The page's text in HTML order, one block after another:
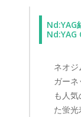
Nd:YAG
ネオ
ガー
も人
た蛍